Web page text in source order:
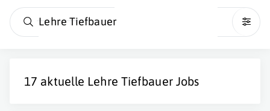
Lehre Tiefbauer
17 aktuelle Lehre TiefbauerJobs